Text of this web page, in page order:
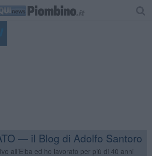
— il Blog di Adolfo Santoro
all’Elba ed ho lavorato per più di 40 anni